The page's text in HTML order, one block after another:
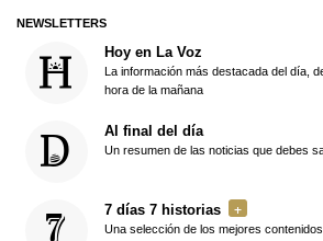
NEWSLETTERS
Hoy en La Voz
La información más destacada del día,
hora de la mañana
Al final del día
Un resumen de las noticias que debes
7 días 7 historias
Una selección de los mejores